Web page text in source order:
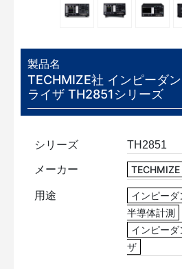
製品名
TECHMIZE社 インピーダ
ライザ TH2851シリーズ
シリーズ TH2851
メーカー TECHMIZE
用途
インピーダ
半導体計測
インピーダ
ザ